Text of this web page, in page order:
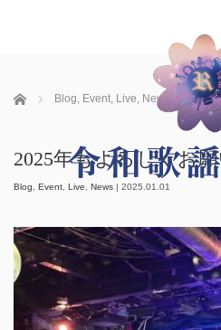
ホーム Blog, Event, Live, News
2025年もよろしくお
Blog Event Live News | 2025.01.01